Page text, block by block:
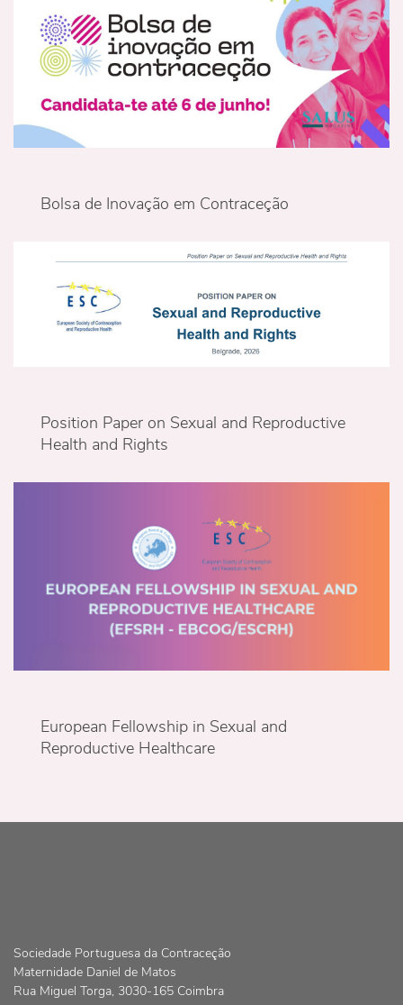
Bolsa de Inovação em Contraceção
Position Paper on Sexual and Reproductive
Health and Rights
European Fellowship in Sexual and
Reproductive Healthcare
Sociedade Portuguesa da Contraceção
Maternidade Daniel de Matos
Rua Miguel Torga, 3030-165 Coimbra